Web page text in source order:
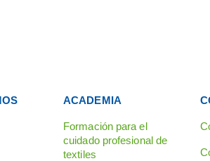
ACADEMIA
Formación para el
cuidado profesional de
textiles